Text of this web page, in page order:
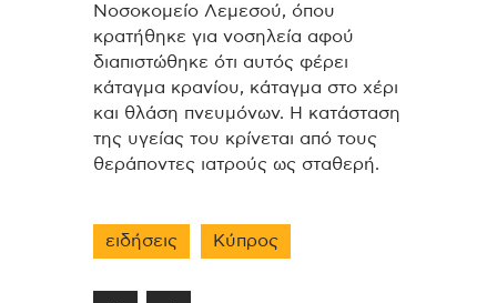
Νοσοκομείο Λεμεσού, όπου
κρατήθηκε για νοσηλεία αφού
διαπιστώθηκε ότι αυτός φέρει
κάταγμα κρανίου, κάταγμα στο χέρι
και θλάση πνευμόνων. Η κατάσταση
της υγείας του κρίνεται από τους
θεράποντες ιατρούς ως σταθερή.
ειδήσεις Κύπρος